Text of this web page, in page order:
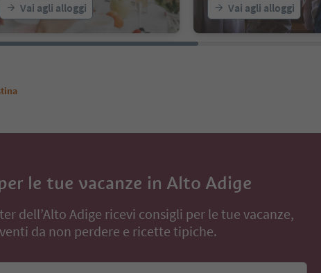
Vai agli alloggi Vai agli alloggi
le tue vacanze in Alto Adige
dell’Alto Adige ricevi consigli per le tue vacanze,
da non perdere e ricette tipiche.